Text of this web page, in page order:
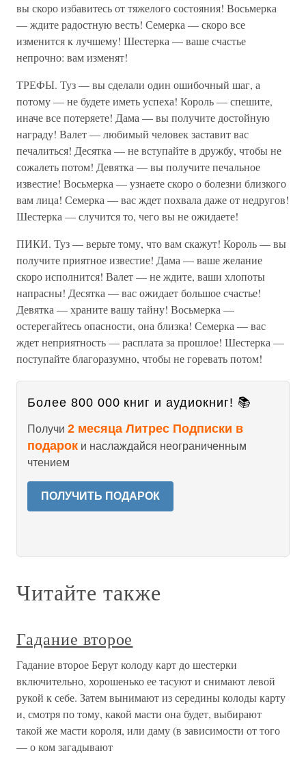
вы скоро избавитесь от тяжелого состояния! Восьмерка
— ждите радостную весть! Семерка — скоро все
изменится к лучшему! Шестерка — ваше счастье
непрочно: вам изменят!
ТРЕФЫ. Туз — вы сделали один ошибочный шаг, а
потому — не будете иметь успеха! Король — спешите,
иначе все потеряете! Дама — вы получите достойную
награду! Валет — любимый человек заставит вас
печалиться! Десятка — не вступайте в дружбу, чтобы не
сожалеть потом! Девятка — вы получите печальное
известие! Восьмерка — узнаете скоро о болезни близкого
вам лица! Семерка — вас ждет похвала даже от недругов!
Шестерка — случится то, чего вы не ожидаете!
ПИКИ. Туз — верьте тому, что вам скажут! Король — вы
получите приятное известие! Дама — ваше желание
скоро исполнится! Валет — не ждите, ваши хлопоты
напрасны! Десятка — вас ожидает большое счастье!
Девятка — храните вашу тайну! Восьмерка —
остерегайтесь опасности, она близка! Семерка — вас
ждет неприятность — расплата за прошлое! Шестерка —
поступайте благоразумно, чтобы не горевать потом!
Более 800 000 книг и аудиокниг! 📚
Получи 2 месяца Литрес Подписки в
подарок и наслаждайся неограниченным
чтением
ПОЛУЧИТЬ ПОДАРОК
Читайте также
Гадание второе
Гадание второе Берут колоду карт до шестерки
включительно, хорошенько ее тасуют и снимают левой
рукой к себе. Затем вынимают из середины колоды карту
и, смотря по тому, какой масти она будет, выбирают
такой же масти короля, или даму (в зависимости от того
— о ком загадывают